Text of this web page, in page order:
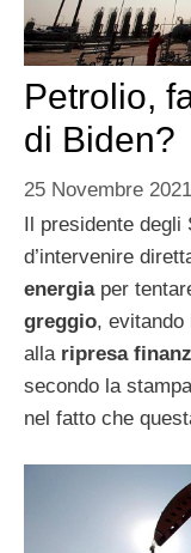
Petrolio,
di Biden?
25 Novembre 2021
Il presidente degli
d’intervenire
energiaper
greggio, evitando
alla ripresa
secondo la
nel fatto che